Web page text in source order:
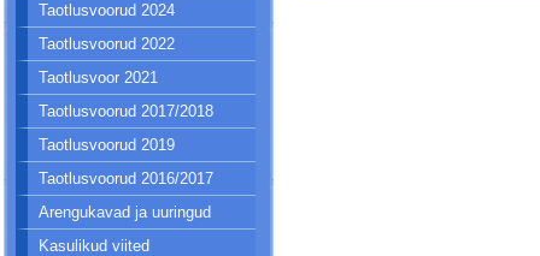
Taotlusvoorud 2024
Taotlusvoorud 2022
Taotlusvoor 2021
Taotlusvoorud 2017/2018
Taotlusvoorud 2019
Taotlusvoorud 2016/2017
Arengukavad ja uuringud
Kasulikud viited